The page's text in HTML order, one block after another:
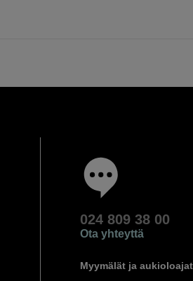
024 809 38 00
Ota yhteyttä
Myymälät ja aukioloajat